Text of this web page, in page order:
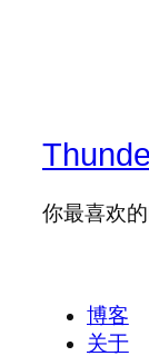
你最喜欢
博客
关于